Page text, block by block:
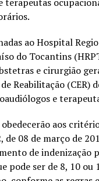
ao Hospital
do Tocantins
e cirurgião
Reabilitação (CER)
e
aos
de 08 de março de
de indenização
pode ser de 8, 10 ou